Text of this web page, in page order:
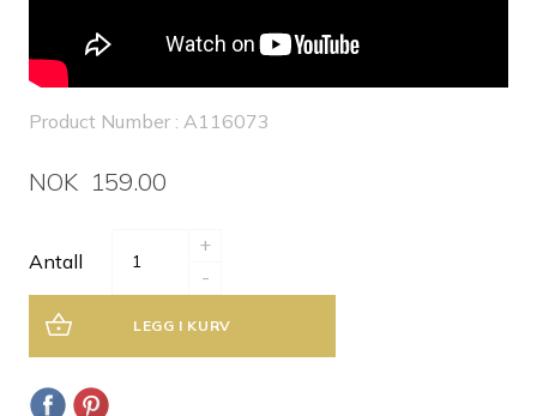
Product Number : A116073
NOK 159.00
Antall
+
-
LEGG I KURV